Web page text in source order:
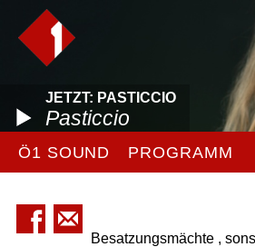
JETZT: PASTICCIO
Pasticcio
Ö1 SOUND PROGRAMM
Besatzungsmächte ,